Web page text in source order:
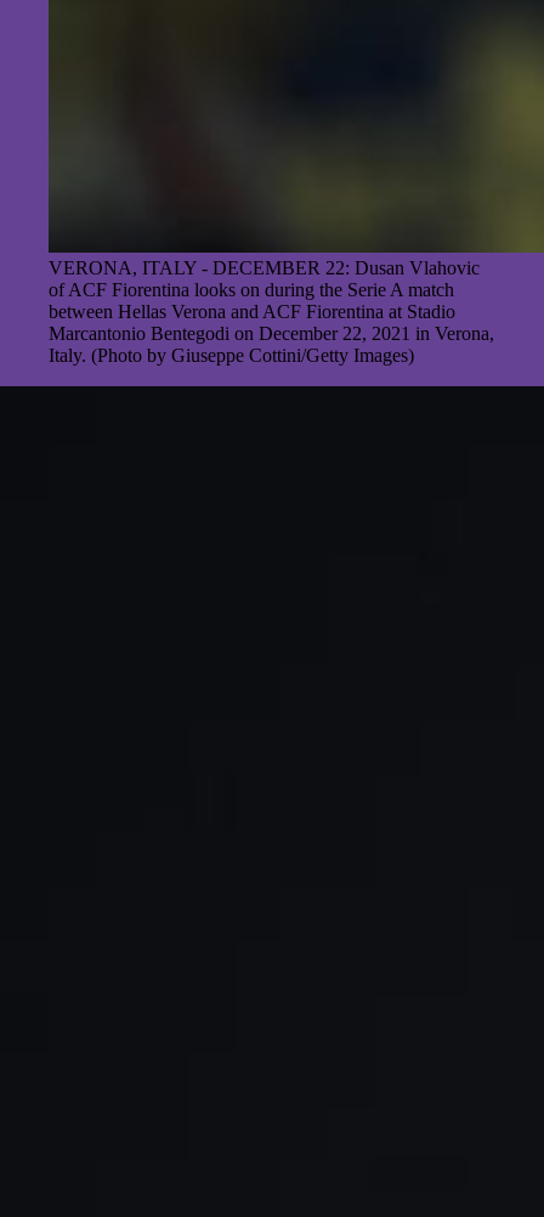
VERONA, ITALY - DECEMBER 22: Dusan Vlahovic
of ACF Fiorentina looks on during the Serie A match
between Hellas Verona and ACF Fiorentina at Stadio
Marcantonio Bentegodi on December 22, 2021 in Verona,
Italy. (Photo by Giuseppe Cottini/Getty Images)